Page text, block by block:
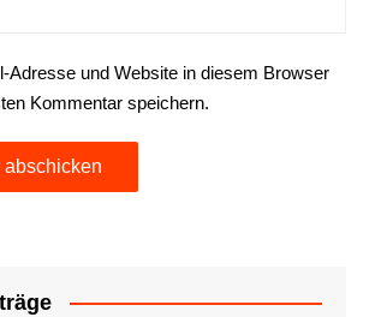
Adresse und Website in diesem Browser
Kommentar speichern.